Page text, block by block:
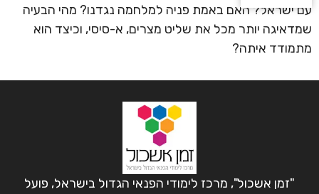
עם ישראל? האם באמת פניה למלחמה נגדנו? מהי הבעיה
שמדאיגה יותר מכל את שליט מצרים, א-סיסי, וכיצד הוא
מתמודד איתה?
"זמן אשכול", מרכז לימודי הפנאי הגדול בישראל, פועל